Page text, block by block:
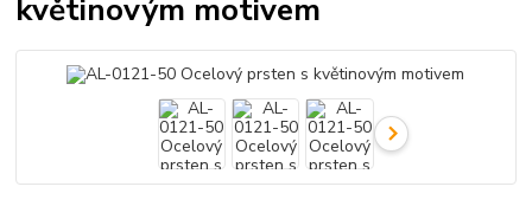
květinovým motivem